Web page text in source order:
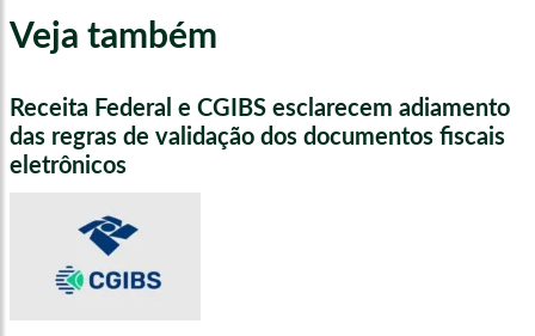
Veja também
Receita Federal e CGIBS esclarecem adiamento
das regras de validação dos documentos fiscais
eletrônicos